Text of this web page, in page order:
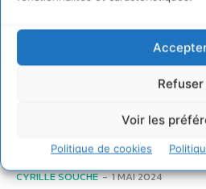
Refuser
Voir les
Politique de cookies
Action
pour une
populaire et
CYRILLE SOUCHE - 1 MAI 2024